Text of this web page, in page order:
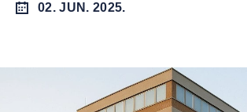
02. JUN. 2025.